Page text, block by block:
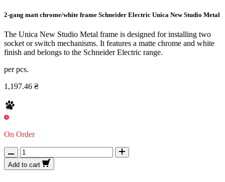
2-gang matt chrome/white frame Schneider Electric Unica New Studio Metal
The Unica New Studio Metal frame is designed for installing two
socket or switch mechanisms. It features a matte chrome and white
finish and belongs to the Schneider Electric range.
per pcs.
1,197.46 ₴
On Order
Add to cart